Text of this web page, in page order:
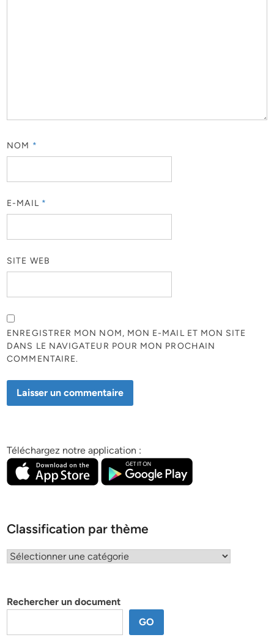
NOM *
E-MAIL *
SITE WEB
ENREGISTRER MON NOM, MON E-MAIL ET MON SITE
DANS LE NAVIGATEUR POUR MON PROCHAIN
COMMENTAIRE.
Téléchargez notre application :
Classification par thème
Classification
Rechercher un document
GO